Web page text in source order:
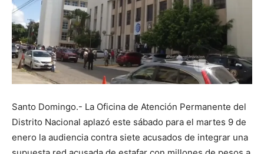
Santo Domingo.- La Oficina de Atención Permanente del
Distrito Nacional aplazó este sábado para el martes 9 de
enero la audiencia contra siete acusados de integrar una